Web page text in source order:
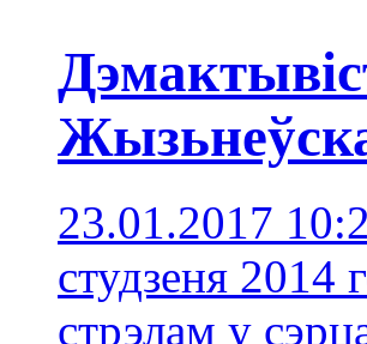
23.01.2017
студзеня 2014
стрэлам у